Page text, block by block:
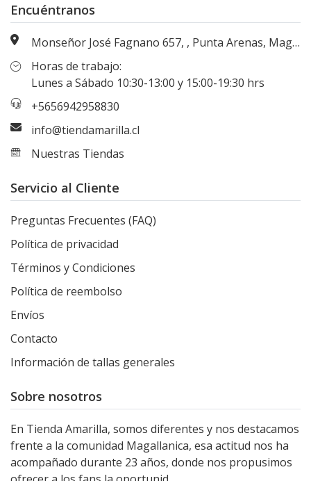
Encuéntranos
Monseñor José Fagnano 657, , Punta Arenas, Magallanes, Chile
Horas de trabajo:
Lunes a Sábado 10:30-13:00 y 15:00-19:30 hrs
+5656942958830
info@tiendamarilla.cl
Nuestras Tiendas
Servicio al Cliente
Preguntas Frecuentes (FAQ)
Política de privacidad
Términos y Condiciones
Política de reembolso
Envíos
Contacto
Información de tallas generales
Sobre nosotros
En Tienda Amarilla, somos diferentes y nos destacamos
frente a la comunidad Magallanica, esa actitud nos ha
acompañado durante 23 años, donde nos propusimos